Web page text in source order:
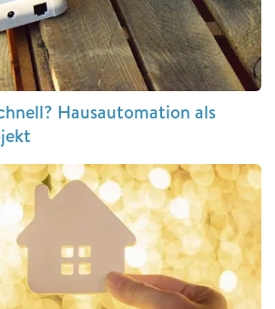
Hausautomation als